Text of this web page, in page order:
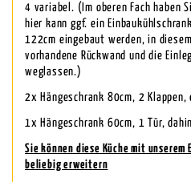
4 variabel. (Im oberen Fach haben
hier kann ggf. ein
122cm eingebaut werden, in
vorhandene Rückwand und die
weglassen.)
2x Hängeschrank 80cm, 2
1x Hängeschrank 60cm, 1 Tür,
Sie können diese Küche mit unserem
beliebig erweitern